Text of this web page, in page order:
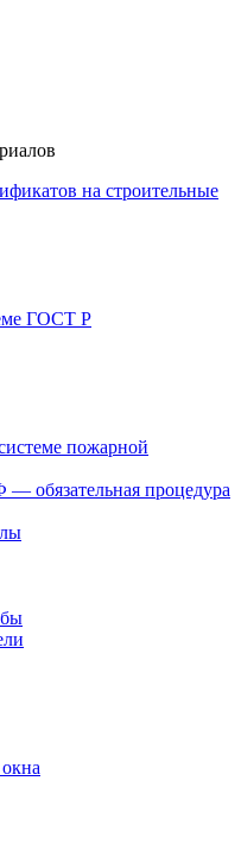
на строительные
ГОСТ Р
пожарной
обязательная процедура